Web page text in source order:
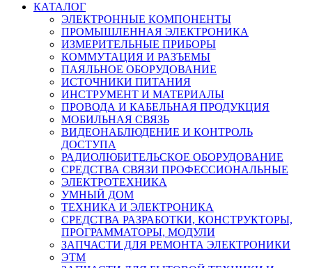
КАТАЛОГ
ЭЛЕКТРОННЫЕ КОМПОНЕНТЫ
ПРОМЫШЛЕННАЯ ЭЛЕКТРОНИКА
ИЗМЕРИТЕЛЬНЫЕ ПРИБОРЫ
КОММУТАЦИЯ И РАЗЪЕМЫ
ПАЯЛЬНОЕ ОБОРУДОВАНИЕ
ИСТОЧНИКИ ПИТАНИЯ
ИНСТРУМЕНТ И МАТЕРИАЛЫ
ПРОВОДА И КАБЕЛЬНАЯ ПРОДУКЦИЯ
МОБИЛЬНАЯ СВЯЗЬ
ВИДЕОНАБЛЮДЕНИЕ И КОНТРОЛЬ
ДОСТУПА
РАДИОЛЮБИТЕЛЬСКОЕ ОБОРУДОВАНИЕ
СРЕДСТВА СВЯЗИ ПРОФЕССИОНАЛЬНЫЕ
ЭЛЕКТРОТЕХНИКА
УМНЫЙ ДОМ
ТЕХНИКА И ЭЛЕКТРОНИКА
СРЕДСТВА РАЗРАБОТКИ, КОНСТРУКТОРЫ,
ПРОГРАММАТОРЫ, МОДУЛИ
ЗАПЧАСТИ ДЛЯ РЕМОНТА ЭЛЕКТРОНИКИ
ЭТМ